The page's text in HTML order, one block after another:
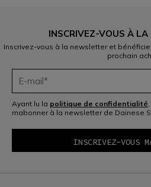
INSCRIVEZ-VOUS À
Inscrivez-vous à la newsletter et
prochain
Ayant lu la politique de confidentialité
mabonner à la newsletter de Dainese